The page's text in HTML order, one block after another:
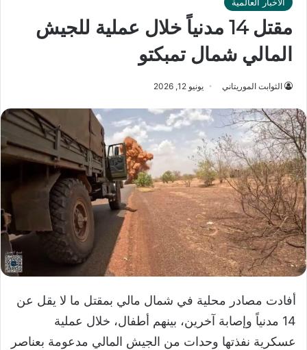
مقتل 14 مدنياً خلال عملية للجيش
المالي شمال تمبكتو
الثوابت الموريتاني يونيو 12, 2026
أفادت مصادر محلية في شمال مالي بمقتل ما لا يقل عن
14 مدنياً وإصابة آخرين، بينهم أطفال، خلال عملية
عسكرية نفذتها وحدات من الجيش المالي مدعومة بعناصر